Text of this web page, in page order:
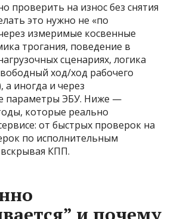
проверить на износ без снятия
это нужно не «по
измеримые косвенные
трогания, поведение в
сценариях, логика
ход/ход рабочего
а иногда и через
параметры ЭБУ. Ниже —
которые реально
от быстрых проверок на
по исполнительным
КПП.
и почему